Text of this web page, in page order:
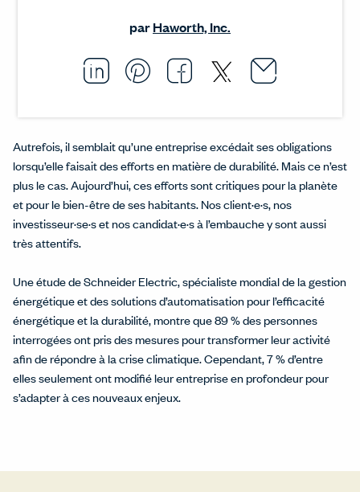
parHaworth, Inc.
Share this article on
Opens in a new
Pin this article on
Opens in a new
Share this
Opens in a
Share this
Opens in
Email
Opens
Autrefois, il semblait qu’une entreprise excédait ses obligations
lorsqu’elle faisait des efforts en matière de durabilité. Mais ce n’est
plus le cas. Aujourd’hui, ces efforts sont critiques pour la planète
et pour le bien-être de ses habitants. Nos client·e·s, nos
investisseur·se·s et nos candidat·e·s à l’embauche y sont aussi
très attentifs.
Une étude de Schneider Electric, spécialiste mondial de la gestion
énergétique et des solutions d’automatisation pour l’efficacité
énergétique et la durabilité, montre que 89 % des personnes
interrogées ont pris des mesures pour transformer leur activité
afin de répondre à la crise climatique. Cependant, 7 % d’entre
elles seulement ont modifié leur entreprise en profondeur pour
s’adapter à ces nouveaux enjeux.